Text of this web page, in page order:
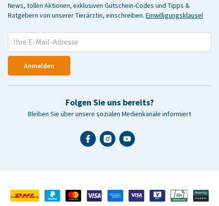
News, tollen Aktionen, exklusiven Gutschein-Codes und Tipps &
Ratgebern von unserer Tierärztin, einschreiben. Einwilligungsklausel
Anmelden
Folgen Sie uns bereits?
Bleiben Sie über unsere sozialen Medienkanäle informiert